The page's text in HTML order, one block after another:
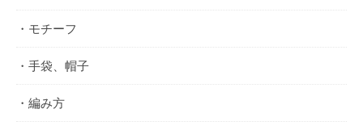
・モチーフ
・手袋、帽子
・編み方